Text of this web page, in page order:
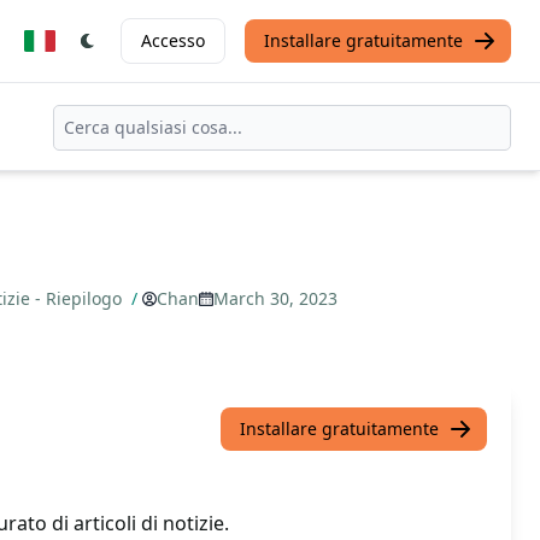
Accesso Installare gratuitamente
- Riepilogo / Chan March 30, 2023
Installare gratuitamente
di articoli di notizie.